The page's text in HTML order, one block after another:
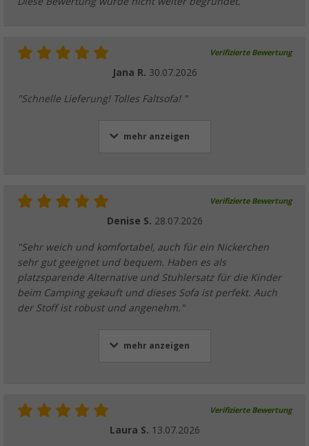
Verifizierte Bewertung
Jana R. 30.07.2026
"Schnelle Lieferung! Tolles Faltsofa! "
mehr anzeigen
Verifizierte Bewertung
Denise S. 28.07.2026
"Sehr weich und komfortabel, auch für ein Nickerchen
sehr gut geeignet und bequem. Haben es als
platzsparende Alternative und Stuhlersatz für die Kinder
beim Camping gekauft und dieses Sofa ist perfekt. Auch
der Stoff ist robust und angenehm."
mehr anzeigen
Verifizierte Bewertung
Laura S. 13.07.2026